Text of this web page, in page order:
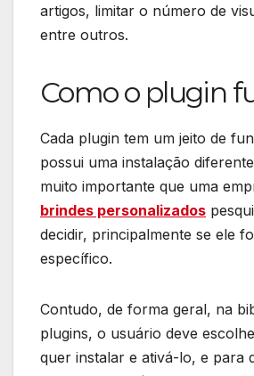
artigos, limitar o número de
entre outros.
Como o plugin
Cada plugin tem um jeito de
possui uma instalação
muito importante que uma
brindes personalizados
decidir, principalmente se ele
específico.
Contudo, de forma geral, na
plugins, o usuário deve
quer instalar e ativá-lo, e para